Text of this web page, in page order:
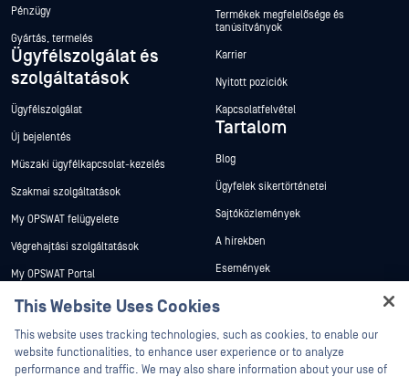
Pénzügy
Gyártás, termelés
Ügyfélszolgálat és
szolgáltatások
Ügyfélszolgálat
Új bejelentés
Műszaki ügyfélkapcsolat-kezelés
Szakmai szolgáltatások
My OPSWAT felügyelete
Végrehajtási szolgáltatások
My OPSWAT Portal
Műszaki dokumentáció
Képzések
Biztonsági sebezhetőségi program
Termékek megfelelősége és
tanúsítványok
Karrier
Nyitott pozíciók
Kapcsolatfelvétel
Tartalom
Blog
Ügyfelek sikertörténetei
Sajtóközlemények
A hírekben
Események
Fehér könyvek
This Website Uses Cookies
This website uses tracking technologies, such as cookies, to enable our
website functionalities, to enhance user experience or to analyze
performance and traffic. We may also share information about your use of
Hey there!
I'm Ozzy, your OPSWAT virtual assistant.
How can I help you secure what's critical